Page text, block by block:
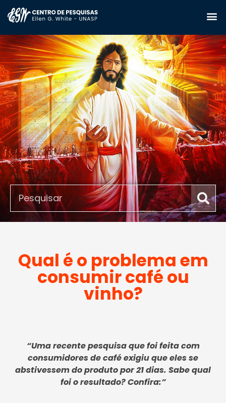
Qual é o problema em
consumir café ou
vinho?
“Uma recente pesquisa que foi feita com
consumidores de café exigiu que eles se
abstivessem do produto por 21 dias. Sabe qual
foi o resultado? Confira:”